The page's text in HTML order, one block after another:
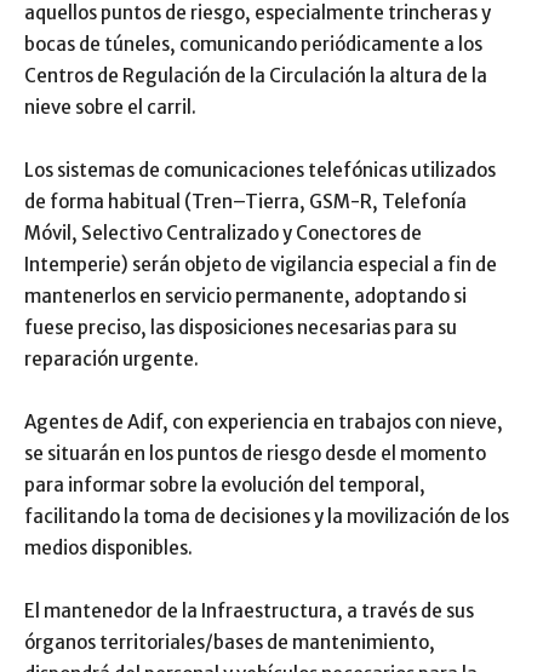
aquellos puntos de riesgo, especialmente trincheras y
bocas de túneles, comunicando periódicamente a los
Centros de Regulación de la Circulación la altura de la
nieve sobre el carril.
Los sistemas de comunicaciones telefónicas utilizados
de forma habitual (Tren–Tierra, GSM-R, Telefonía
Móvil, Selectivo Centralizado y Conectores de
Intemperie) serán objeto de vigilancia especial a fin de
mantenerlos en servicio permanente, adoptando si
fuese preciso, las disposiciones necesarias para su
reparación urgente.
Agentes de Adif, con experiencia en trabajos con nieve,
se situarán en los puntos de riesgo desde el momento
para informar sobre la evolución del temporal,
facilitando la toma de decisiones y la movilización de los
medios disponibles.
El mantenedor de la Infraestructura, a través de sus
órganos territoriales/bases de mantenimiento,